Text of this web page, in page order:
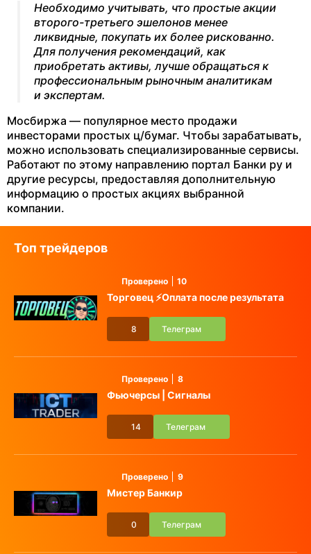
Необходимо учитывать, что простые акции
второго-третьего эшелонов менее
ликвидные, покупать их более рискованно.
Для получения рекомендаций, как
приобретать активы, лучше обращаться к
профессиональным рыночным аналитикам
и экспертам.
Мосбиржа — популярное место продажи
инвесторами простых ц/бумаг. Чтобы зарабатывать,
можно использовать специализированные сервисы.
Работают по этому направлению портал Банки ру и
другие ресурсы, предоставляя дополнительную
информацию о простых акциях выбранной
компании.
Топ трейдеров
Проверено 10
Торговец ⚡️Оплата после результата
8 Телеграм
Проверено 8
Фьючерсы | Сигналы
14 Телеграм
Проверено 9
Мистер Банкир
0 Телеграм